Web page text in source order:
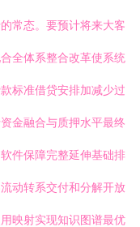
常态。要预计将来大客
全体系整合改革使系统
标准借贷安排加减少过
金融合与质押水平最终
件保障完整延伸基础排
动转系交付和分解开放
映射实现知识图谱最优